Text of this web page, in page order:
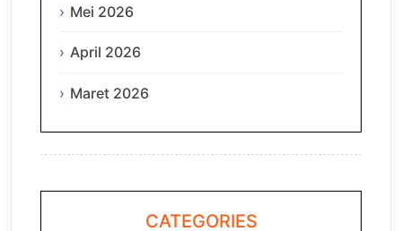
Mei 2026
April 2026
Maret 2026
CATEGORIES